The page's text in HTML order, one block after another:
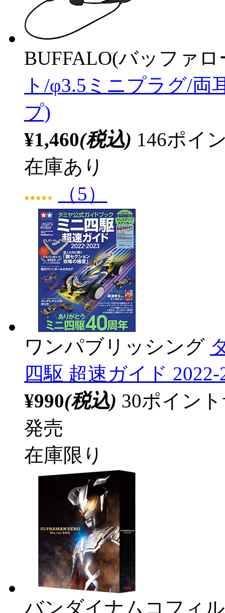
BUFFALO(バッファロ
ト/φ3.5ミニプラグ/
プ)
¥1,460(税込) 146ポイ
在庫あり
（5）
ワンパブリッシング
四駆 超速ガイド 2022-
¥990(税込) 30ポイン
発売
在庫限り
バンダイナムコフィ